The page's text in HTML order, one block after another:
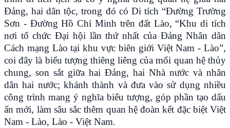
Đảng, hai dân tộc, trong đó có Di tích “Đường Trường
Sơn - Đường Hồ Chí Minh trên đất Lào, “Khu di tích
nơi tổ chức Đại hội lần thứ nhất của Đảng Nhân dân
Cách mạng Lào tại khu vực biên giới Việt Nam - Lào”,
coi đây là biểu tượng thiêng liêng của mối quan hệ thủy
chung, son sắt giữa hai Đảng, hai Nhà nước và nhân
dân hai nước; khánh thành và đưa vào sử dụng nhiều
công trình mang ý nghĩa biểu tượng, góp phần tạo dấu
ấn mới, làm sâu sắc thêm quan hệ đoàn kết đặc biệt Việt
Nam - Lào, Lào - Việt Nam.